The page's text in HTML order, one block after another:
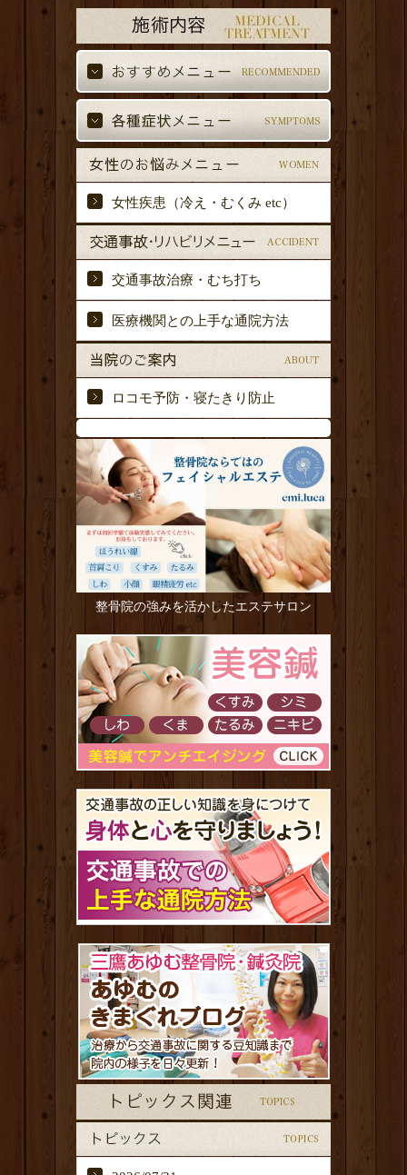
女性疾患（冷え・むくみ etc）
交通事故治療・むち打ち
医療機関との上手な通院方法
ロコモ予防・寝たきり防止
整骨院の強みを活かしたエステサロン